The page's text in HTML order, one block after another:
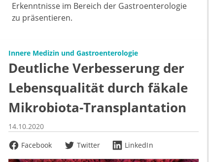
Erkenntnisse im Bereich der Gastroenterologie
zu präsentieren.
Innere Medizin und Gastroenterologie
Deutliche Verbesserung der
Lebensqualität durch fäkale
Mikrobiota-Transplantation
14.10.2020
Facebook
Twitter LinkedIn